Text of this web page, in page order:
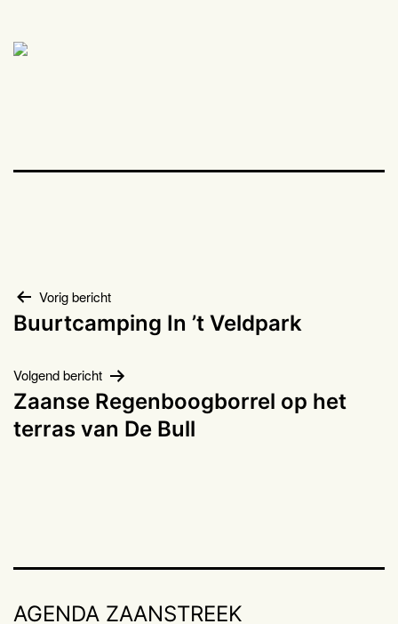
Bericht
navigatie
Vorig bericht
Buurtcamping In ’t Veldpark
Volgend bericht
Zaanse Regenboogborrel op het
terras van De Bull
AGENDA ZAANSTREEK